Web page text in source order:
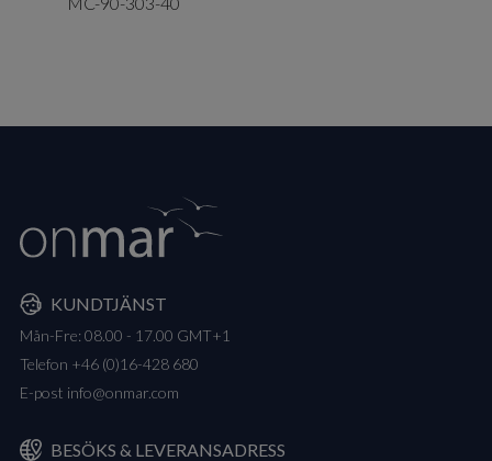
KUNDTJÄNST
Mån-Fre: 08.00 - 17.00 GMT+1
Telefon +46 (0)16-428 680
E-post info@onmar.com
BESÖKS & LEVERANSADRESS